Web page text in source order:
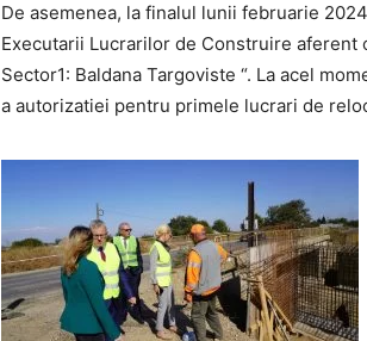
De asemenea, la finalul lunii februarie
Executarii Lucrarilor de Construire aferent
Sector1: Baldana Targoviste “. La acel
a autorizatiei pentru primele lucrari de